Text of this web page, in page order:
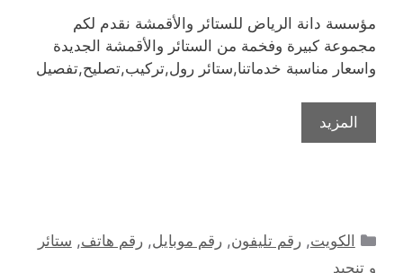
مؤسسة دانة الرياض للستائر والأقمشة نقدم لكم
مجموعة كبيرة وفخمة من الستائر والأقمشة الجديدة
واسعار مناسبة خدماتنا,ستائر رول,تركيب,تصليح,تفصيل
المزيد
التصنيفات
الكويت,رقم تليفون,رقم موبايل,رقم هاتف, ستائر
و تنجيد